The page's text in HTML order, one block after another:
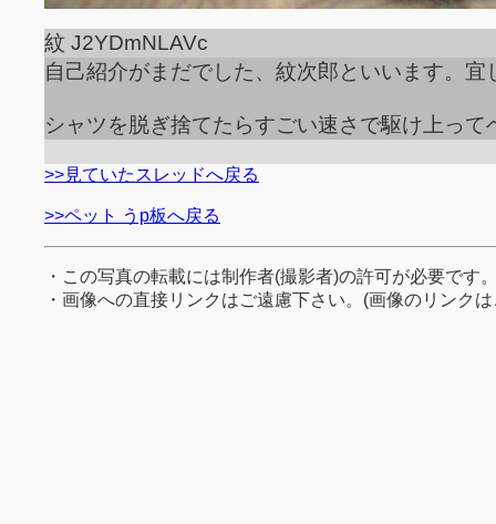
紋 J2YDmNLAVc
自己紹介がまだでした、紋次郎といいます。宜
シャツを脱ぎ捨てたらすごい速さで駆け上って
>>見ていたスレッドへ戻る
>>ペット うp板へ戻る
・この写真の転載には制作者(撮影者)の許可が必要です
・画像への直接リンクはご遠慮下さい。(画像のリンク